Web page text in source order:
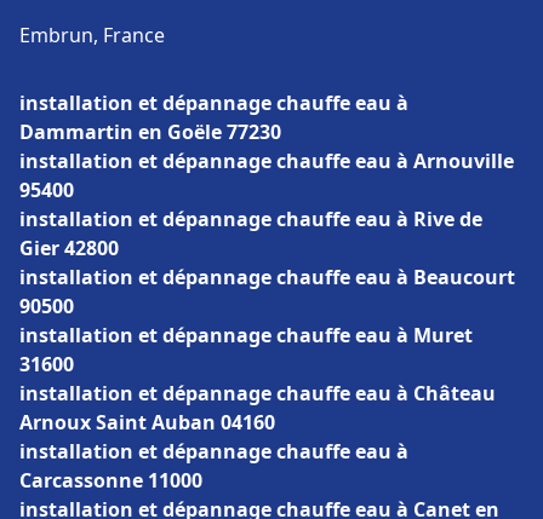
Embrun, France
installation et dépannage chauffe eau à
Dammartin en Goële 77230
installation et dépannage chauffe eau à Arnouville
95400
installation et dépannage chauffe eau à Rive de
Gier 42800
installation et dépannage chauffe eau à Beaucourt
90500
installation et dépannage chauffe eau à Muret
31600
installation et dépannage chauffe eau à Château
Arnoux Saint Auban 04160
installation et dépannage chauffe eau à
Carcassonne 11000
installation et dépannage chauffe eau à Canet en